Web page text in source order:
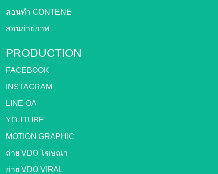
สอนทำ CONTENE
สอนถ่ายภาพ
PRODUCTION
FACEBOOK
INSTAGRAM
LINE OA
YOUTUBE
MOTION GRAPHIC
ถ่าย VDO โฆษณา
ถ่าย VDO VIRAL